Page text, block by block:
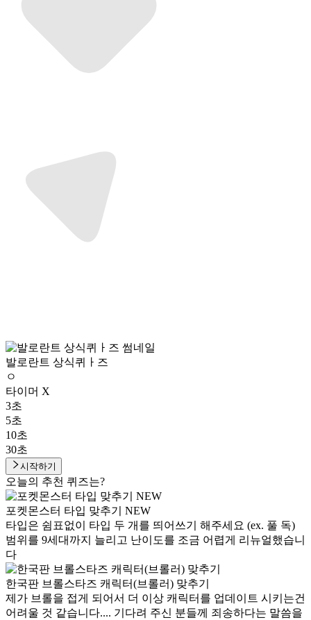
발로란트 상식퀴ㅏ즈
ㅇ
타이머 X
3초
5초
10초
30초
시작하기
오늘의 추천 퀴즈는?
포켓몬스터 타입 맞추기 NEW
타입은 쉼표없이 타입 두 개를 띄어쓰기 해주세요 (ex. 풀 독)
범위를 9세대까지 늘리고 난이도를 조금 어렵게 리뉴얼했습니
다
한국판 브롤스타즈 캐릭터(브롤러) 맞추기
제가 브롤을 접게 되어서 더 이상 캐릭터를 업데이트 시키는건
어려울 것 같습니다.... 기다려 주신 분들께 죄송하다는 말씀을